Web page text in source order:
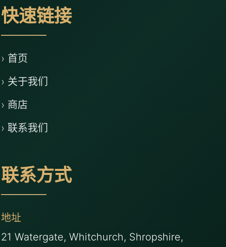
快速链接
› 首页
› 关于我们
› 商店
› 联系我们
联系方式
地址
21 Watergate, Whitchurch, Shropshire,